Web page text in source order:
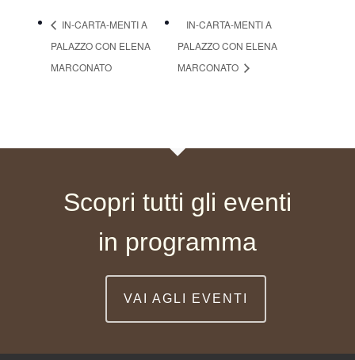
IN-CARTA-MENTI A
PALAZZO CON ELENA
MARCONATO
IN-CARTA-MENTI A
PALAZZO CON ELENA
MARCONATO
Scopri tutti gli eventi
in programma
VAI AGLI EVENTI